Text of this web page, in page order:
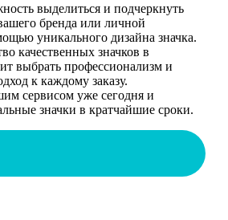
выделиться и подчеркнуть
бренда или личной
уникального дизайна значка.
качественных значков в
выбрать профессионализм и
к каждому заказу.
сервисом уже сегодня и
значки в кратчайшие сроки.